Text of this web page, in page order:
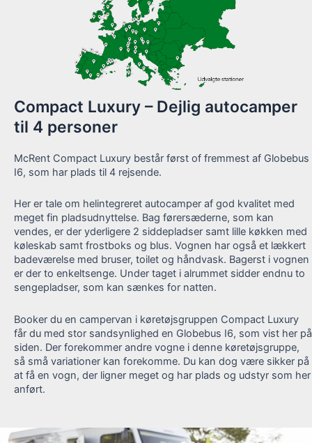
Compact Luxury – Dejlig autocamper
til 4 personer
McRent Compact Luxury består først of fremmest af Globebus
I6, som har plads til 4 rejsende.
Her er tale om helintegreret autocamper af god kvalitet med
meget fin pladsudnyttelse. Bag førersæderne, som kan
vendes, er der yderligere 2 siddepladser samt lille køkken med
køleskab samt frostboks og blus. Vognen har også et lækkert
badeværelse med bruser, toilet og håndvask. Bagerst i vognen
er der to enkeltsenge. Under taget i alrummet sidder endnu to
sengepladser, som kan sænkes for natten.
Booker du en campervan i køretøjsgruppen Compact Luxury
får du med stor sandsynlighed en Globebus I6, som vist her på
siden. Der forekommer andre vogne i denne køretøjsgruppe,
så små variationer kan forekomme. Du kan dog være sikker på
at få en vogn, der ligner meget og har plads og udstyr som her
anført.